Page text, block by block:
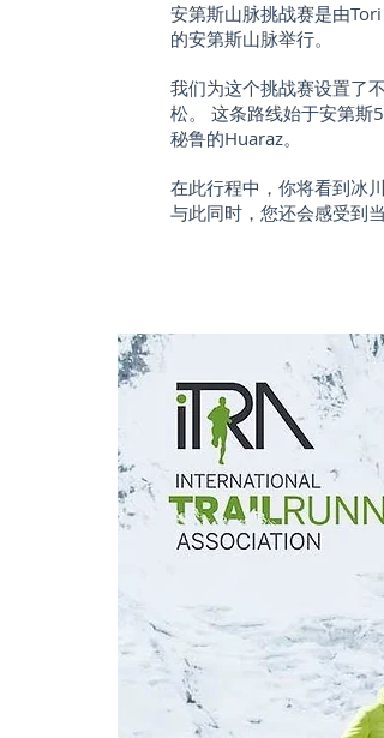
安第斯山脉挑战赛是由
的安第斯山脉举行。
我们为这个挑战赛设置了
松。 这条路线始于安第斯
秘鲁的Huaraz。
在此行程中，你将看到冰
与此同时，您还会感受到